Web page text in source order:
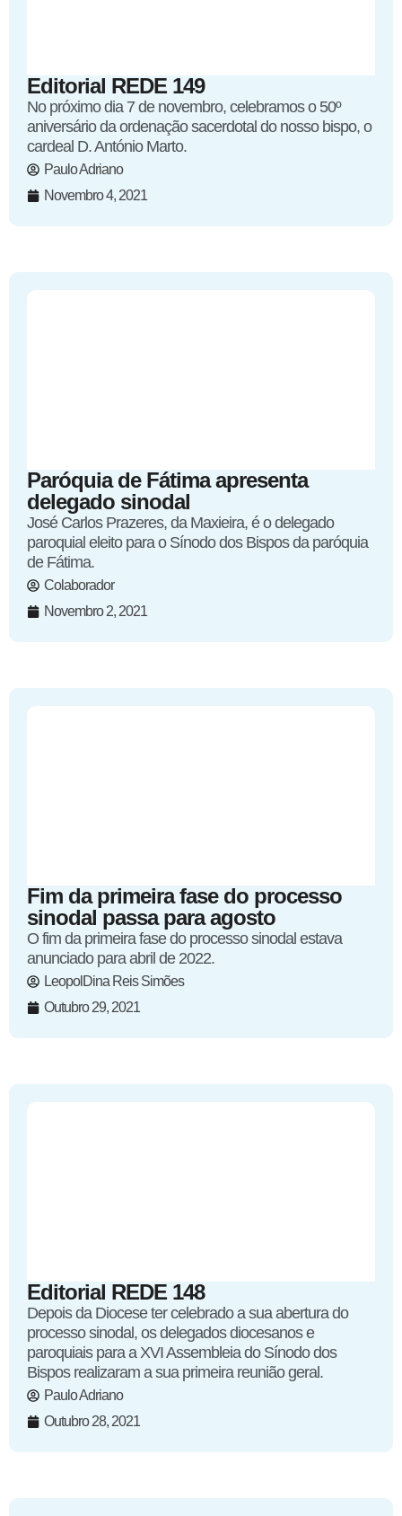
Editorial REDE 149
No próximo dia 7 de novembro, celebramos o 50º
aniversário da ordenação sacerdotal do nosso bispo, o
cardeal D. António Marto.
Paulo Adriano
Novembro 4, 2021
Paróquia de Fátima apresenta
delegado sinodal
José Carlos Prazeres, da Maxieira, é o delegado
paroquial eleito para o Sínodo dos Bispos da paróquia
de Fátima.
Colaborador
Novembro 2, 2021
Fim da primeira fase do processo
sinodal passa para agosto
O fim da primeira fase do processo sinodal estava
anunciado para abril de 2022.
LeopolDina Reis Simões
Outubro 29, 2021
Editorial REDE 148
Depois da Diocese ter celebrado a sua abertura do
processo sinodal, os delegados diocesanos e
paroquiais para a XVI Assembleia do Sínodo dos
Bispos realizaram a sua primeira reunião geral.
Paulo Adriano
Outubro 28, 2021